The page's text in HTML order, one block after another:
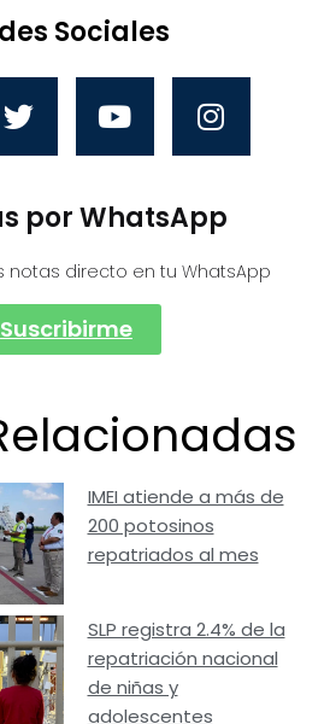
Sociales
por WhatsApp
notas directo en tu WhatsApp
Suscribirme
IMEI atiende a más de
200 potosinos
repatriados al mes
SLP registra 2.4% de la
repatriación nacional
de niñas y
adolescentes